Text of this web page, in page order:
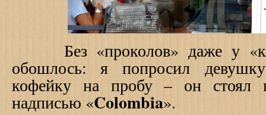
Без «проколов» даже у
обошлось: я попросил
кофейку на пробу – он стоял
надписью «Colombia».